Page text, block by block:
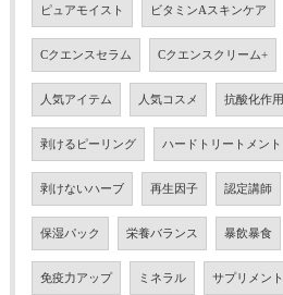
ピュアモイスト ビタミンAスキンケア
Cクエンスセラム Cクエンスクリーム+
人気アイテム 人気コスメ 抗酸化作用
剥けるピーリング ハードトリートメント
剥けないハーブ 再生因子 認定講師
保湿パック 栄養バランス 暴飲暴食
免疫力アップ ミネラル サプリメント